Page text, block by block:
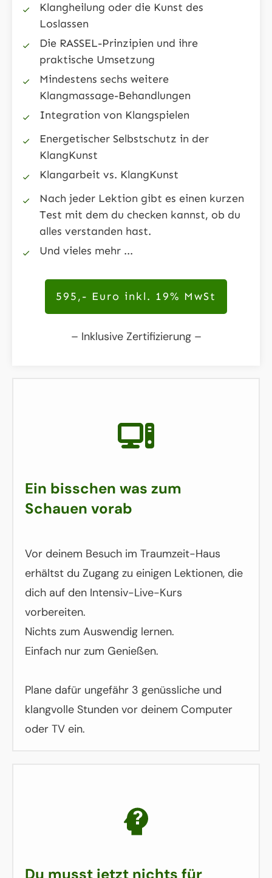
Klangheilung oder die Kunst des
Loslassen
Die RASSEL-Prinzipien und ihre
praktische Umsetzung
Mindestens sechs weitere
Klangmassage-Behandlungen
Integration von Klangspielen
Energetischer Selbstschutz in der
KlangKunst
Klangarbeit vs. KlangKunst
Nach jeder Lektion gibt es einen kurzen
Test mit dem du checken kannst, ob du
alles verstanden hast.
Und vieles mehr ...
595,- Euro inkl. 19% MwSt
– Inklusive Zertifizierung –
Ein bisschen was zum
Schauen vorab
Vor deinem Besuch im Traumzeit-Haus
erhältst du Zugang zu einigen Lektionen, die
dich auf den Intensiv-Live-Kurs
vorbereiten.
Nichts zum Auswendig lernen.
Einfach nur zum Genießen.
Plane dafür ungefähr 3 genüssliche und
klangvolle Stunden vor deinem Computer
oder TV ein.
Du musst jetzt nichts für